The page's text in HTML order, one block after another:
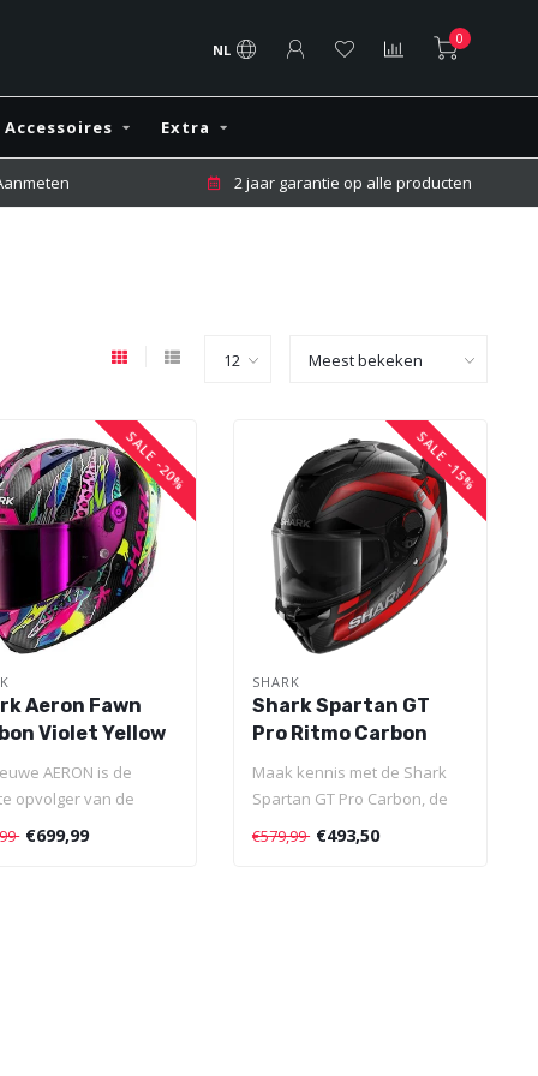
NL
0
Accessoires Extra
2 jaar garantie op alle producten
SALE -20%
Aeron Fawn
Violet Yellow
AERON is de
opvolger van de
AERON GP -
door..
€699,99
SALE -15%
SHARK
Shark Spartan GT
Pro Ritmo Carbon
Maak kennis met de Shark
Spartan GT Pro Carbon, de
nieuwe maatstaf voor GT
sport..
€579,99 €493,50